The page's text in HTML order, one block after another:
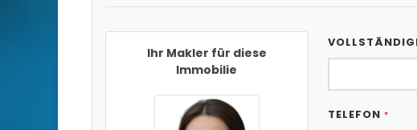
Ihr Makler für diese
Immobilie
TELEFON *